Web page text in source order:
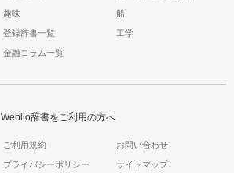
趣味 船
登録辞書一覧 工学
金融コラム一覧
Weblio辞書をご利用の方へ
ご利用規約 お問い合わせ
プライバシーポリシー サイトマップ